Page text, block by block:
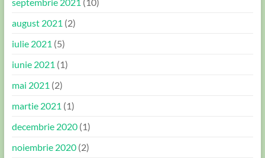
august 2021 (2)
iulie 2021 (5)
iunie 2021 (1)
mai 2021 (2)
martie 2021 (1)
decembrie 2020(1)
noiembrie 2020(2)